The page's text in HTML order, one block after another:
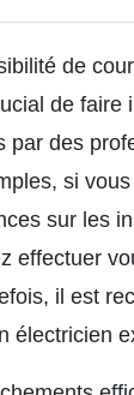
de
de faire
par des
si vous
sur les
effectuer
il est
électricien